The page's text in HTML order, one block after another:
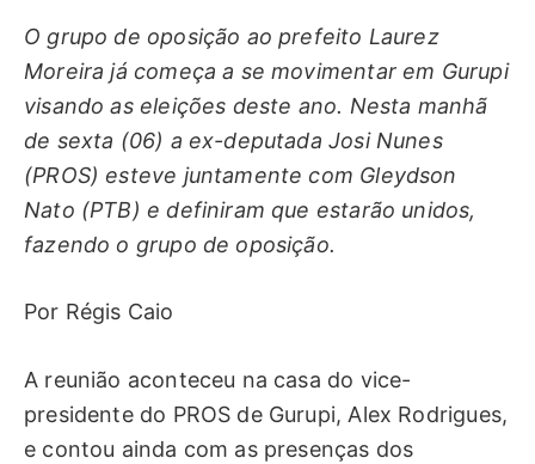
O grupo de oposição ao prefeito Laurez
Moreira já começa a se movimentar em Gurupi
visando as eleições deste ano. Nesta manhã
de sexta (06) a ex-deputada Josi Nunes
(PROS) esteve juntamente com Gleydson
Nato (PTB) e definiram que estarão unidos,
fazendo o grupo de oposição.
Por Régis Caio
A reunião aconteceu na casa do vice-
presidente do PROS de Gurupi, Alex Rodrigues,
e contou ainda com as presenças dos